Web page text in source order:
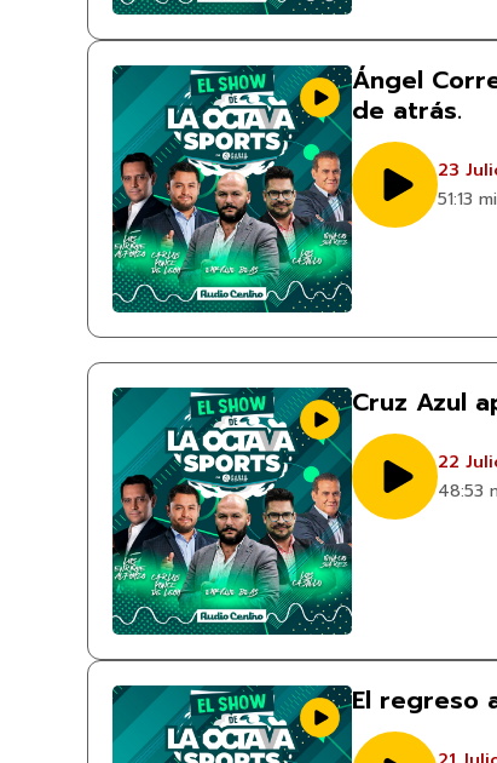
Ángel
de atrás.
23
51:13
Cruz Azul
22
48:53
El regreso